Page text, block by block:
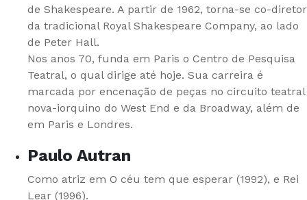
de Shakespeare. A partir de 1962, torna-se co-diretor
da tradicional Royal Shakespeare Company, ao lado
de Peter Hall.
Nos anos 70, funda em Paris o Centro de Pesquisa
Teatral, o qual dirige até hoje. Sua carreira é
marcada por encenação de peças no circuito teatral
nova-iorquino do West End e da Broadway, além de
em Paris e Londres.
Paulo Autran
Como atriz em O céu tem que esperar (1992), e Rei
Lear (1996).